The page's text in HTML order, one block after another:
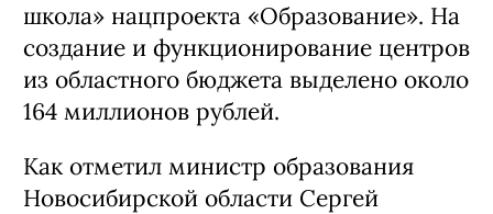
школа» нацпроекта «Образование». На
создание и функционирование центров
из областного бюджета выделено около
164 миллионов рублей.
Как отметил министр образования
Новосибирской области Сергей